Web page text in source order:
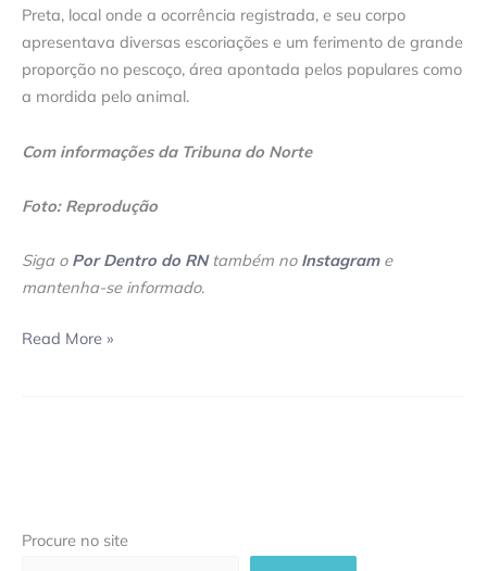
Preta, local onde a ocorrência registrada, e seu corpo
apresentava diversas escoriações e um ferimento de grande
proporção no pescoço, área apontada pelos populares como
a mordida pelo animal.
Com informações da Tribuna do Norte
Foto: Reprodução
Siga o Por Dentro do RNtambém no Instagrame
mantenha-se informado.
Read More »
Procure no site